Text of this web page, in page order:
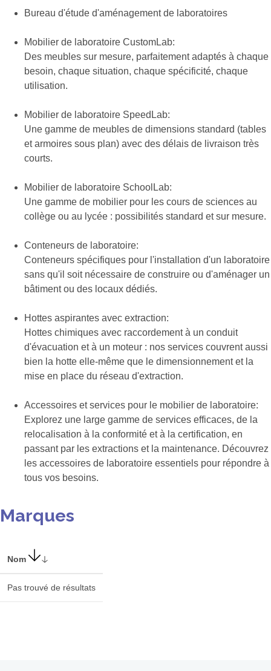
Bureau d'étude d'aménagement de laboratoires
Mobilier de laboratoire CustomLab:
Des meubles sur mesure, parfaitement adaptés à chaque
besoin, chaque situation, chaque spécificité, chaque
utilisation.
Mobilier de laboratoire SpeedLab:
Une gamme de meubles de dimensions standard (tables
et armoires sous plan) avec des délais de livraison très
courts.
Mobilier de laboratoire SchoolLab:
Une gamme de mobilier pour les cours de sciences au
collège ou au lycée : possibilités standard et sur mesure.
Conteneurs de laboratoire:
Conteneurs spécifiques pour l'installation d'un laboratoire
sans qu'il soit nécessaire de construire ou d'aménager un
bâtiment ou des locaux dédiés.
Hottes aspirantes avec extraction:
Hottes chimiques avec raccordement à un conduit
d'évacuation et à un moteur : nos services couvrent aussi
bien la hotte elle-même que le dimensionnement et la
mise en place du réseau d'extraction.
Accessoires et services pour le mobilier de laboratoire:
Explorez une large gamme de services efficaces, de la
relocalisation à la conformité et à la certification, en
passant par les extractions et la maintenance. Découvrez
les accessoires de laboratoire essentiels pour répondre à
tous vos besoins.
prenons en charge tous les aspects de votre projet, de la
l’équipement… Après tout, votre laboratoire vise à produire des
résultats de haute qualité, et nous aussi. C’est pourquoi nous
nous sommes VOTRE LABEL DE QUALITÉ !
Marques
Nom
Pas trouvé de résultats